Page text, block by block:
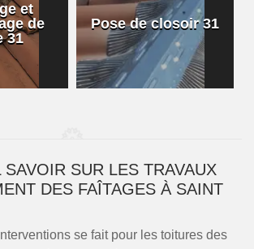
et
de
31
Pose de closoir 31
SAVOIR SUR LES TRAVAUX
DES FAÎTAGES À SAINT
se fait pour les toitures des